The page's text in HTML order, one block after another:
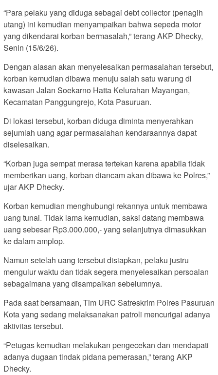
“Para pelaku yang diduga sebagai debt collector (penagih
utang) ini kemudian menyampaikan bahwa sepeda motor
yang dikendarai korban bermasalah,” terang AKP Dhecky,
Senin (15/6/26).
Dengan alasan akan menyelesaikan permasalahan tersebut,
korban kemudian dibawa menuju salah satu warung di
kawasan Jalan Soekarno Hatta Kelurahan Mayangan,
Kecamatan Panggungrejo, Kota Pasuruan.
Di lokasi tersebut, korban diduga diminta menyerahkan
sejumlah uang agar permasalahan kendaraannya dapat
diselesaikan.
“Korban juga sempat merasa tertekan karena apabila tidak
memberikan uang, korban diancam akan dibawa ke Polres,”
ujar AKP Dhecky.
Korban kemudian menghubungi rekannya untuk membawa
uang tunai. Tidak lama kemudian, saksi datang membawa
uang sebesar Rp3.000.000,- yang selanjutnya dimasukkan
ke dalam amplop.
Namun setelah uang tersebut disiapkan, pelaku justru
mengulur waktu dan tidak segera menyelesaikan persoalan
sebagaimana yang disampaikan sebelumnya.
Pada saat bersamaan, Tim URC Satreskrim Polres Pasuruan
Kota yang sedang melaksanakan patroli mencurigai adanya
aktivitas tersebut.
“Petugas kemudian melakukan pengecekan dan mendapati
adanya dugaan tindak pidana pemerasan,” terang AKP
Dhecky.